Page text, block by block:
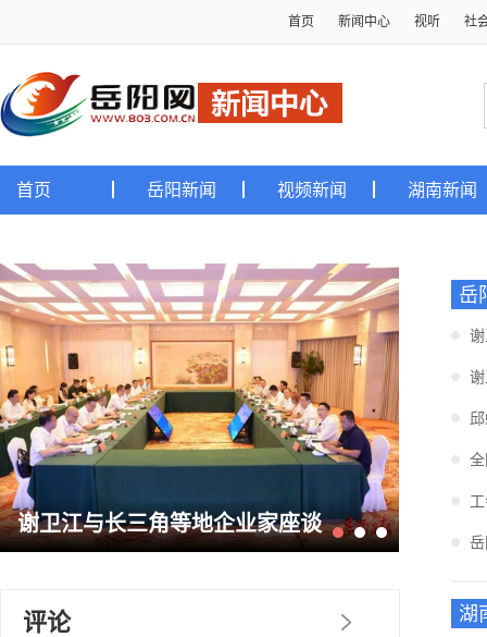
首页 新闻中心 视听 社
首页 岳阳新闻 视频新闻 湖南新闻
谢卫江与长三角等地企业家座谈
评论
岳
湖